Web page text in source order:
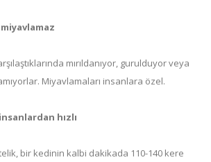
mırıldanıyor, gurulduyor veya
Miyavlamaları insanlara özel.
hızlı
bir kedinin kalbi dakikada 110-140 kere